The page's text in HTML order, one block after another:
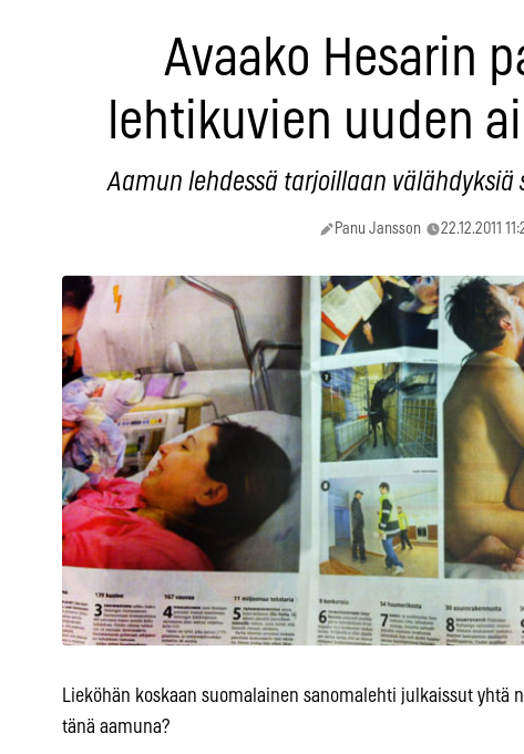
Avaako Hesarin
lehtikuvien uuden
Aamun lehdessä tarjoillaan välähdyksiä
Panu Jansson 22.12.2011
Lieköhän koskaan suomalainen sanomalehti julkaissut yhtä
tänä aamuna?